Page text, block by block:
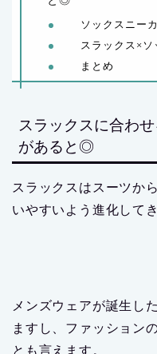
ソックスニー
スラックス×
まとめ
スラックスに合わ
があると◎
スラックスはスーツか
いやすいよう進化して
メンズウェアが誕生し
ますし、ファッション
とも言えます。